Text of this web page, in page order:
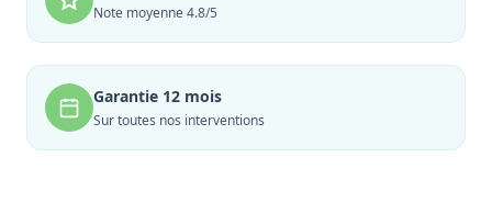
Note moyenne 4.8/5
Garantie 12 mois
Sur toutes nos interventions